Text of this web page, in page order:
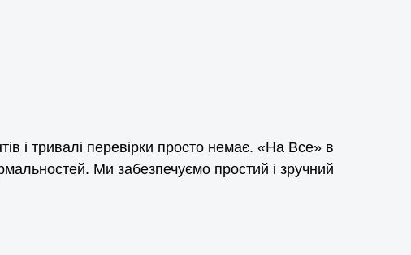
і тривалі перевірки просто немає. «На Все» в
Ми забезпечуємо простий і зручний